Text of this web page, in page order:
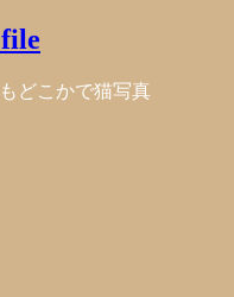
どこかで猫写真